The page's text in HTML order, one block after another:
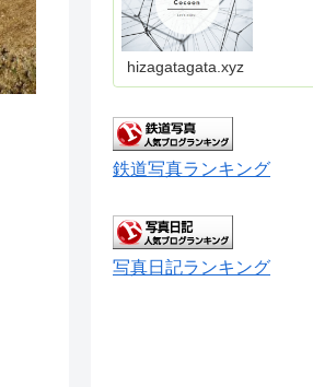
hizagatagata.xyz
鉄道写真ランキング
写真日記ランキング